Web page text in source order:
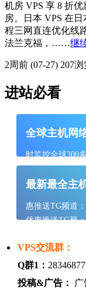
机房 VPS 享 8 折
房。日本 VPS 在日
程三网直连优化线
法兰克福，……继
2周前 (07-27) 207浏
进站必看
全球主机网
时监控全球300
最新最全主
惠推送TG频道：
优惠推送TG群：
VPS交流群：
Q群1：
投稿&广告：